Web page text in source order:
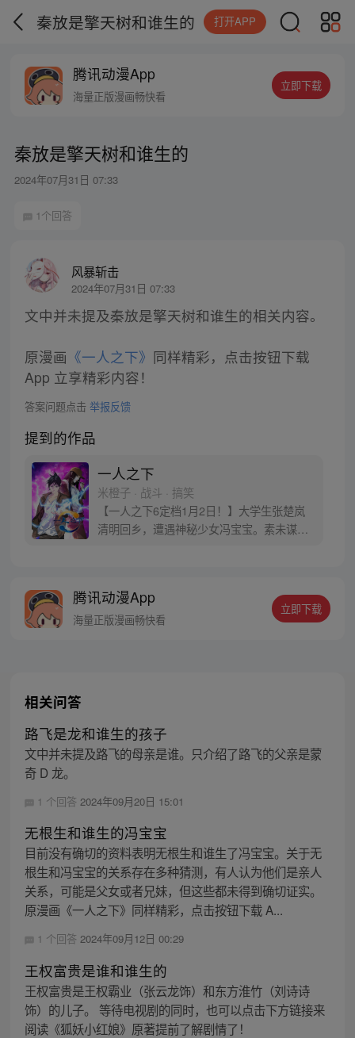
秦放是擎天树和谁生的 打开APP
腾讯动漫App
海量正版漫画畅快看
立即下载
秦放是擎天树和谁生的
2024年07月31日 07:33
1个回答
风暴斩击
2024年07月31日 07:33
文中并未提及秦放是擎天树和谁生的相关内容。
原漫画 《一人之下》 同样精彩，点击按钮下载
App 立享精彩内容！
答案问题点击 举报反馈
提到的作品
一人之下
米橙子 · 战斗 · 搞笑
【一人之下6定档1月2日！】大学生张楚岚
清明回乡，遭遇神秘少女冯宝宝。素未谋面
密，张楚岚的生活被彻底颠覆，与冯宝宝一
同踏上“异人”之旅。
腾讯动漫App
海量正版漫画畅快看
立即下载
相关问答
路飞是龙和谁生的孩子
文中并未提及路飞的母亲是谁。只介绍了路飞的父亲是蒙
奇 D 龙。
1 个回答 2024年09月20日 15:01
无根生和谁生的冯宝宝
目前没有确切的资料表明无根生和谁生了冯宝宝。关于无
根生和冯宝宝的关系存在多种猜测，有人认为他们是亲人
关系，可能是父女或者兄妹，但这些都未得到确切证实。
原漫画《一人之下》同样精彩，点击按钮下载 A...
1 个回答 2024年09月12日 00:29
王权富贵是谁和谁生的
王权富贵是王权霸业（张云龙饰）和东方淮竹（刘诗诗
饰）的儿子。 等待电视剧的同时，也可以点击下方链接来
阅读《狐妖小红娘》原著提前了解剧情了！